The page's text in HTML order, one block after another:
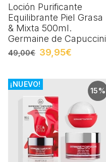
Loción Purificante
Equilibrante Piel Grasa
& Mixta 500ml.
Germaine de Capuccini
49,00€ 39,95€
15%
¡NUEVO!